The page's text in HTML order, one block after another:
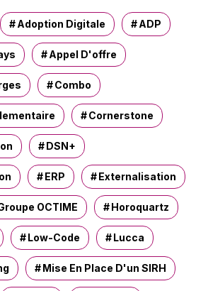
Adoption Digitale ADP
Appel D'offre
Combo
Cornerstone
DSN+
ERP Externalisation
OCTIME Horoquartz
Low-Code Lucca
Mise En Place D'un SIRH